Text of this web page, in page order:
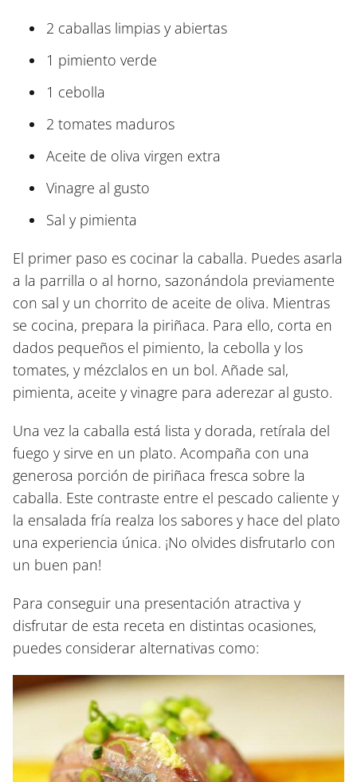
2 caballas limpias y abiertas
1 pimiento verde
1 cebolla
2 tomates maduros
Aceite de oliva virgen extra
Vinagre al gusto
Sal y pimienta
El primer paso es cocinar la caballa. Puedes asarla
a la parrilla o al horno, sazonándola previamente
con sal y un chorrito de aceite de oliva. Mientras
se cocina, prepara la piriñaca. Para ello, corta en
dados pequeños el pimiento, la cebolla y los
tomates, y mézclalos en un bol. Añade sal,
pimienta, aceite y vinagre para aderezar al gusto.
Una vez la caballa está lista y dorada, retírala del
fuego y sirve en un plato. Acompaña con una
generosa porción de piriñaca fresca sobre la
caballa. Este contraste entre el pescado caliente y
la ensalada fría realza los sabores y hace del plato
una experiencia única. ¡No olvides disfrutarlo con
un buen pan!
Para conseguir una presentación atractiva y
disfrutar de esta receta en distintas ocasiones,
puedes considerar alternativas como: